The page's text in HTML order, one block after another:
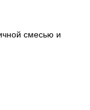
смесью и